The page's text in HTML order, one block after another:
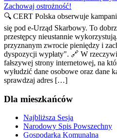
Zachowaj ostrożność!
🔍 CERT Polska obserwuje
się pod e-Urząd Skarbowy. To
przestępcy nieustannie
przyznanym zwrocie pieniędzy i
dyspozycji wypłaty". 🔗 W
fałszywej strony internetowej, na
wyłudzić dane osobowe oraz dane
sprawdzaj adres […]
Dla mieszkańców
Najbliższa Sesja
Narodowy Spis Powszechny
Gospodarka Komunalna